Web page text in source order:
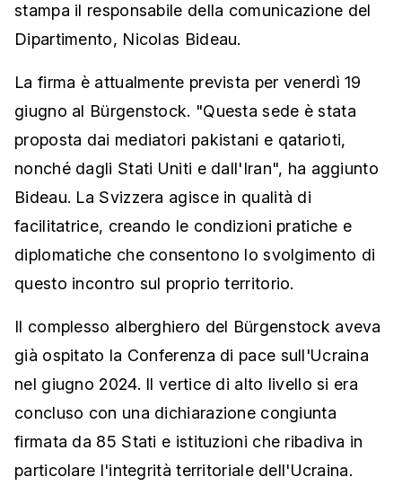
stampa il responsabile della comunicazione del
Dipartimento, Nicolas Bideau.
La firma è attualmente prevista per venerdì 19
giugno al Bürgenstock. "Questa sede è stata
proposta dai mediatori pakistani e qatarioti,
nonché dagli Stati Uniti e dall'Iran", ha aggiunto
Bideau. La Svizzera agisce in qualità di
facilitatrice, creando le condizioni pratiche e
diplomatiche che consentono lo svolgimento di
questo incontro sul proprio territorio.
Il complesso alberghiero del Bürgenstock aveva
già ospitato la Conferenza di pace sull'Ucraina
nel giugno 2024. Il vertice di alto livello si era
concluso con una dichiarazione congiunta
firmata da 85 Stati e istituzioni che ribadiva in
particolare l'integrità territoriale dell'Ucraina.